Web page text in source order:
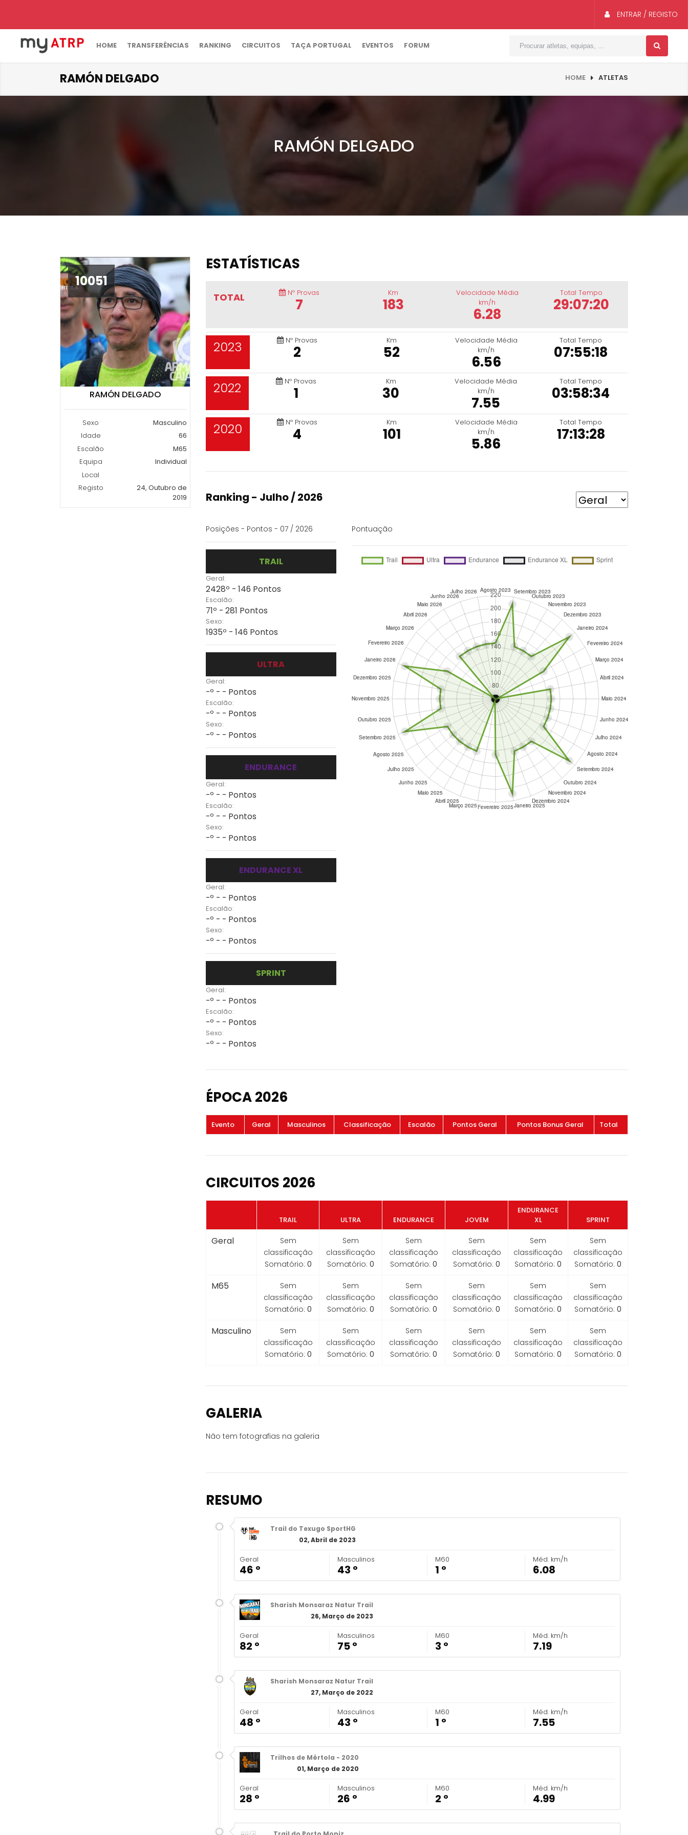
ENTRAR / REGISTO
HOME TRANSFERÊNCIAS RANKING CIRCUITOS TAÇA PORTUGAL EVENTOS FORUM
RAMÓN DELGADO HOME ATLETAS
RAMÓN DELGADO
10051
RAMÓN DELGADO
Sexo
Masculino
Idade
66
Escalão
M65
Equipa
Individual
Local
Registo
24, Outubro de
2019
ESTATÍSTICAS
TOTAL Nº Provas
7
Km
183
Velocidade Média
km/h
6.28
Total Tempo
29:07:20
2023 Nº Provas
2
Km
52
Velocidade Média
km/h
6.56
Total Tempo
07:55:18
2022 Nº Provas
1
Km
30
Velocidade Média
km/h
7.55
Total Tempo
03:58:34
2020 Nº Provas
4
Km
101
Velocidade Média
km/h
5.86
Total Tempo
17:13:28
Ranking - Julho / 2026
Posições - Pontos - 07 / 2026
TRAIL
Geral:
2428º - 146 Pontos
Escalão:
71º - 281 Pontos
Sexo:
1935º - 146 Pontos
ULTRA
Geral:
-º - - Pontos
Escalão:
-º - - Pontos
Sexo:
-º - - Pontos
ENDURANCE
Geral:
-º - - Pontos
Escalão:
-º - - Pontos
Sexo:
-º - - Pontos
ENDURANCE XL
Geral:
-º - - Pontos
Escalão:
-º - - Pontos
Sexo:
-º - - Pontos
SPRINT
Geral:
-º - - Pontos
Escalão:
-º - - Pontos
Sexo:
-º - - Pontos
Pontuação
ÉPOCA 2026
Evento Geral Masculinos Classificação Escalão Pontos Geral Pontos Bonus Geral Total
CIRCUITOS 2026
TRAIL ULTRA ENDURANCE JOVEM
ENDURANCE
XL
SPRINT
Geral
Sem
classificação
Somatório: 0
Sem
classificação
Somatório: 0
Sem
classificação
Somatório: 0
Sem
classificação
Somatório: 0
Sem
classificação
Somatório: 0
Sem
classificação
Somatório: 0
M65
Sem
classificação
Somatório: 0
Sem
classificação
Somatório: 0
Sem
classificação
Somatório: 0
Sem
classificação
Somatório: 0
Sem
classificação
Somatório: 0
Sem
classificação
Somatório: 0
Masculino
Sem
classificação
Somatório: 0
Sem
classificação
Somatório: 0
Sem
classificação
Somatório: 0
Sem
classificação
Somatório: 0
Sem
classificação
Somatório: 0
Sem
classificação
Somatório: 0
GALERIA
Não tem fotografias na galeria
RESUMO
Trail do Texugo SportHG
02, Abril de 2023
Geral
46 º
Masculinos
43 º
M60
1 º
Méd. km/h
6.08
Sharish Monsaraz Natur Trail
26, Março de 2023
Geral
82 º
Masculinos
75 º
M60
3 º
Méd. km/h
7.19
Sharish Monsaraz Natur Trail
27, Março de 2022
Geral
48 º
Masculinos
43 º
M60
1 º
Méd. km/h
7.55
Trilhos de Mértola - 2020
01, Março de 2020
Geral
28 º
Masculinos
26 º
M60
2 º
Méd. km/h
4.99